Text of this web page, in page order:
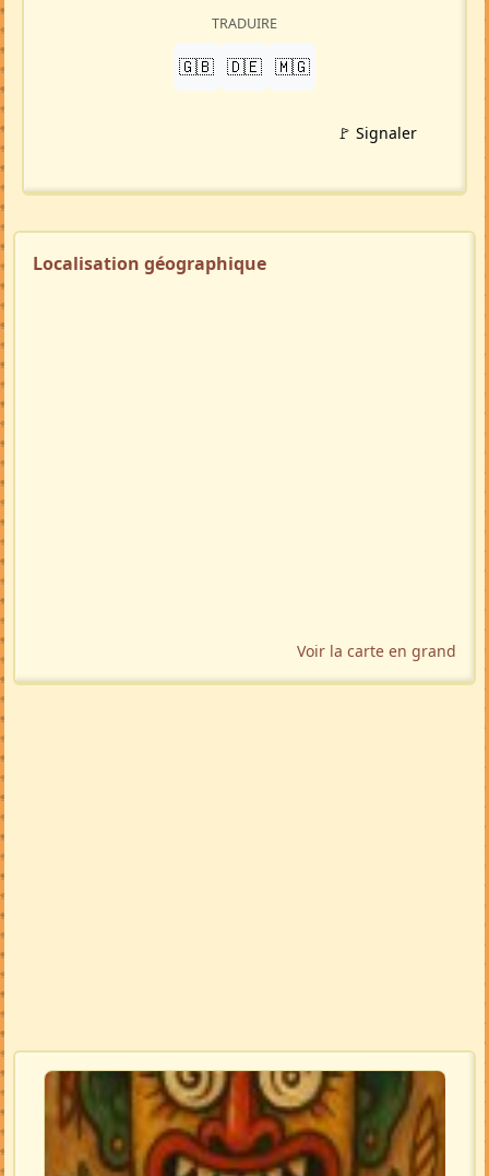
TRADUIRE
🇬🇧 🇩🇪 🇲🇬
🚩 Signaler
Localisation géographique
Voir la carte en grand